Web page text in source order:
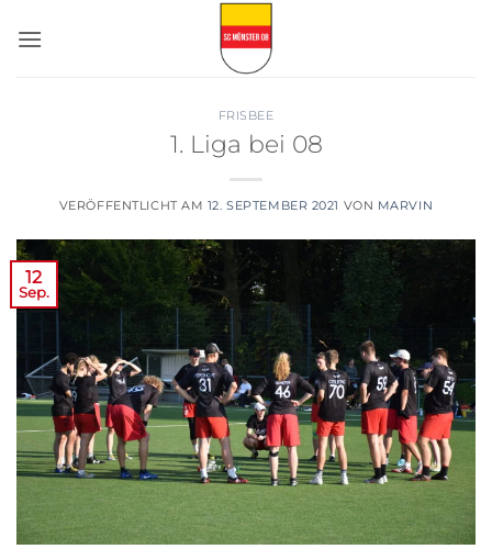
Inhalt
FRISBEE
1. Liga bei 08
VERÖFFENTLICHT AM 12. SEPTEMBER 2021 VON MARVIN
12
Sep.